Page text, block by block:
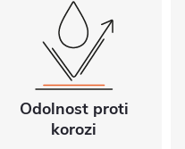
Odolnost proti
korozi